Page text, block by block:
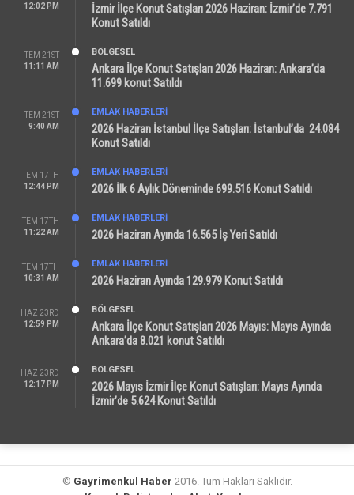
12:02 PM
İzmir İlçe Konut Satışları 2026 Haziran: İzmir’de 7.791
Konut Satıldı
TEM 21ST
11:11 AM
BÖLGESEL
Ankara İlçe Konut Satışları 2026 Haziran: Ankara’da
11.699 konut Satıldı
TEM 21ST
9:40 AM
EMLAK HABERLERI
2026 Haziran İstanbul İlçe Satışları: İstanbul’da 24.084
Konut Satıldı
TEM 17TH
12:44 PM
EMLAK HABERLERI
2026 İlk 6 Aylık Döneminde 699.516 Konut Satıldı
TEM 17TH
11:22 AM
EMLAK HABERLERI
2026 Haziran Ayında 16.565 İş Yeri Satıldı
TEM 17TH
10:31 AM
EMLAK HABERLERI
2026 Haziran Ayında 129.979 Konut Satıldı
HAZ 23RD
12:59 PM
BÖLGESEL
Ankara İlçe Konut Satışları 2026 Mayıs: Mayıs Ayında
Ankara’da 8.021 konut Satıldı
HAZ 23RD
12:17 PM
BÖLGESEL
2026 Mayıs İzmir İlçe Konut Satışları: Mayıs Ayında
İzmir’de 5.624 Konut Satıldı
© Gayrimenkul Haber 2016. Tüm Hakları Saklıdır.